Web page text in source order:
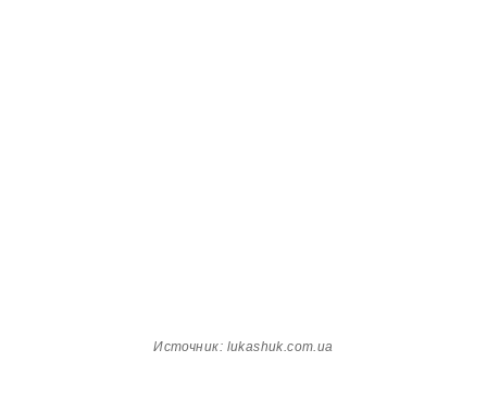
Источник: lukashuk.com.ua